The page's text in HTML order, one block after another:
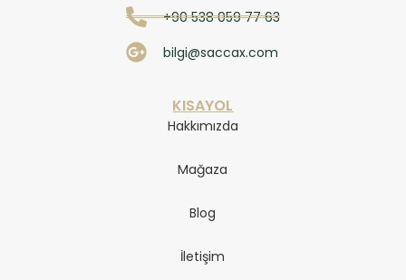
+90 538 059 77 63
bilgi@saccax.com
KISAYOL
Hakkımızda
Mağaza
Blog
İletişim